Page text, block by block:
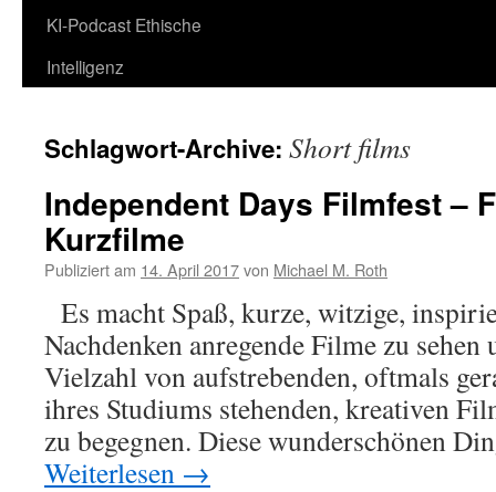
KI-Podcast Ethische
Intelligenz
Schlagwort-Archive: Short films
Independent Days Filmfest –
Kurzfilme
Publiziert am 14. April 2017von Michael M. Roth
Es macht Spaß, kurze, witzige,
Nachdenken anregende Filme zu
Vielzahl von aufstrebenden, oftmals
ihres Studiums stehenden, kreativen
zu begegnen. Diese wunderschönen
Weiterlesen →